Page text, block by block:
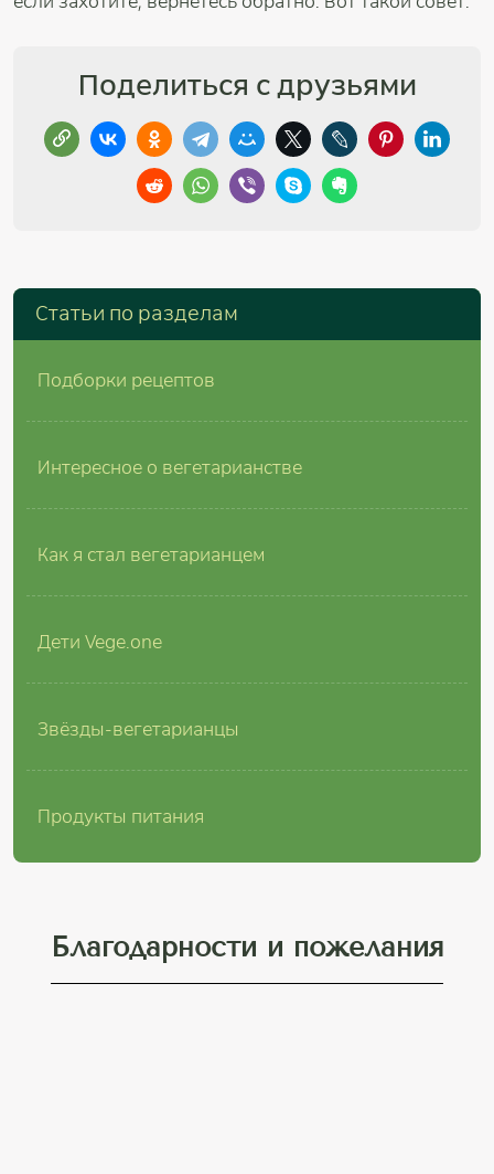
Поделиться с друзьями
Cтатьи по разделам
Подборки рецептов
Интересное о вегетарианстве
Как я стал вегетарианцем
Дети Vege.one
Звёзды-вегетарианцы
Продукты питания
Благодарности и пожелания